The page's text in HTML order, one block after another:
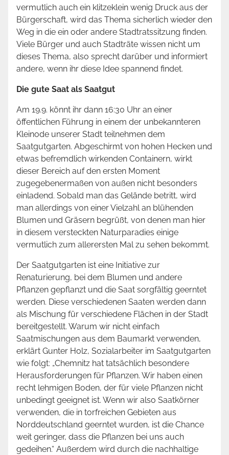
vermutlich auch ein klitzeklein wenig Druck aus der
Bürgerschaft, wird das Thema sicherlich wieder den
Weg in die ein oder andere Stadtratssitzung finden.
Viele Bürger und auch Stadträte wissen nicht um
dieses Thema, also sprecht darüber und informiert
andere, wenn ihr diese Idee spannend findet.
Die gute Saat als Saatgut
Am 19.9. könnt ihr dann 16:30 Uhr an einer
öffentlichen Führung in einem der unbekannteren
Kleinode unserer Stadt teilnehmen dem
Saatgutgarten. Abgeschirmt von hohen Hecken und
etwas befremdlich wirkenden Containern, wirkt
dieser Bereich auf den ersten Moment
zugegebenermaßen von außen nicht besonders
einladend. Sobald man das Gelände betritt, wird
man allerdings von einer Vielzahl an blühenden
Blumen und Gräsern begrüßt, von denen man hier
in diesem versteckten Naturparadies einige
vermutlich zum allerersten Mal zu sehen bekommt.
Der Saatgutgarten ist eine Initiative zur
Renaturierung, bei dem Blumen und andere
Pflanzen gepflanzt und die Saat sorgfältig geerntet
werden. Diese verschiedenen Saaten werden dann
als Mischung für verschiedene Flächen in der Stadt
bereitgestellt. Warum wir nicht einfach
Saatmischungen aus dem Baumarkt verwenden,
erklärt Gunter Holz, Sozialarbeiter im Saatgutgarten
wie folgt: „Chemnitz hat tatsächlich besondere
Herausforderungen für Pflanzen. Wir haben einen
recht lehmigen Boden, der für viele Pflanzen nicht
unbedingt geeignet ist. Wenn wir also Saatkörner
verwenden, die in torfreichen Gebieten aus
Norddeutschland geerntet wurden, ist die Chance
weit geringer, dass die Pflanzen bei uns auch
gedeihen.“ Außerdem wird durch die nachhaltige